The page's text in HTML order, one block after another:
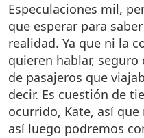
Especulaciones mil,
que esperar para
realidad. Ya que ni la
quieren hablar,
de pasajeros que
decir. Es cuestión de
ocurrido, Kate, así
así luego podremos